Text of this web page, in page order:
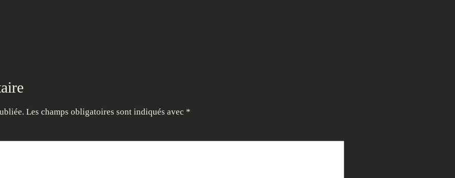
Les champs obligatoires sont indiqués avec *